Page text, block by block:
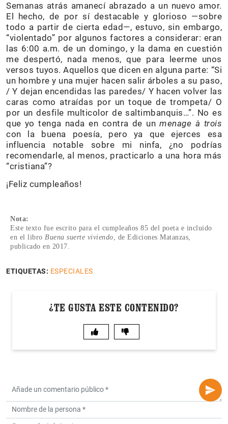
Semanas atrás amanecí abrazado a un nuevo amor.
El hecho, de por sí destacable y glorioso —sobre
todo a partir de cierta edad—, estuvo, sin embargo,
“violentado” por algunos factores a considerar: eran
las 6:00 a.m. de un domingo, y la dama en cuestión
me despertó, nada menos, que para leerme unos
versos tuyos. Aquellos que dicen en alguna parte: “Si
un hombre y una mujer hacen salir árboles a su paso,
/ Y dejan encendidas las paredes/ Y hacen volver las
caras como atraídas por un toque de trompeta/ O
por un desfile multicolor de saltimbanquis…”. No es
que yo tenga nada en contra de unmenage à trois
con la buena poesía, pero ya que ejerces esa
influencia notable sobre mi ninfa, ¿no podrías
recomendarle, al menos, practicarlo a una hora más
“cristiana”?
¡Feliz cumpleaños!
Nota:
Este texto fue escrito para el cumpleaños 85 del poeta e incluido
en el libro Buena suerte viviendo, de Ediciones Matanzas,
publicado en 2017.
ETIQUETAS: ESPECIALES
¿TE GUSTA ESTE CONTENIDO?